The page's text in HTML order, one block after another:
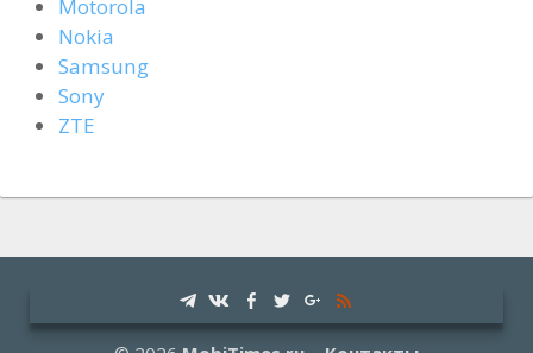
Motorola
Nokia
Samsung
Sony
ZTE